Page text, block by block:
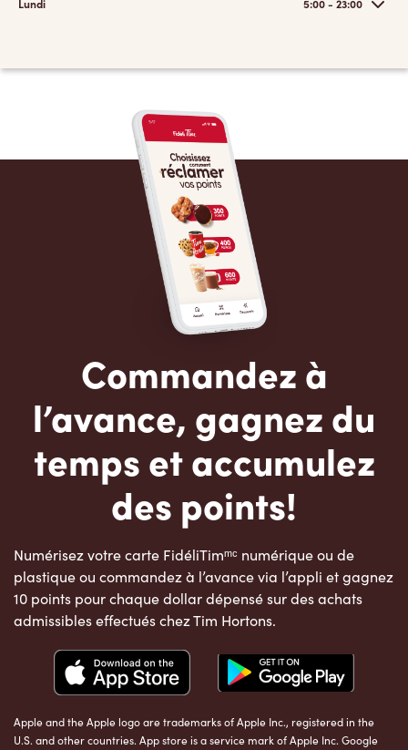
Lundi 5:00 - 23:00
Commandez à
l’avance, gagnez du
temps et accumulez
des points!
Numérisez votre carte FidéliTimᵐᶜ numérique ou de
plastique ou commandez à l’avance via l’appli et gagnez
10 points pour chaque dollar dépensé sur des achats
admissibles effectués chez Tim Hortons.
Apple and the Apple logo are trademarks of Apple Inc., registered in the
U.S. and other countries. App store is a service mark of Apple Inc. Google